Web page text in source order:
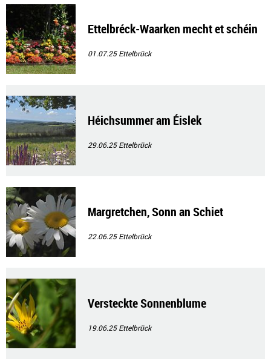
Ettelbréck-Waarken mecht et schéin
01.07.25Ettelbrück
Héichsummer am Éislek
29.06.25Ettelbrück
Margretchen, Sonn an Schiet
22.06.25Ettelbrück
Versteckte Sonnenblume
19.06.25Ettelbrück